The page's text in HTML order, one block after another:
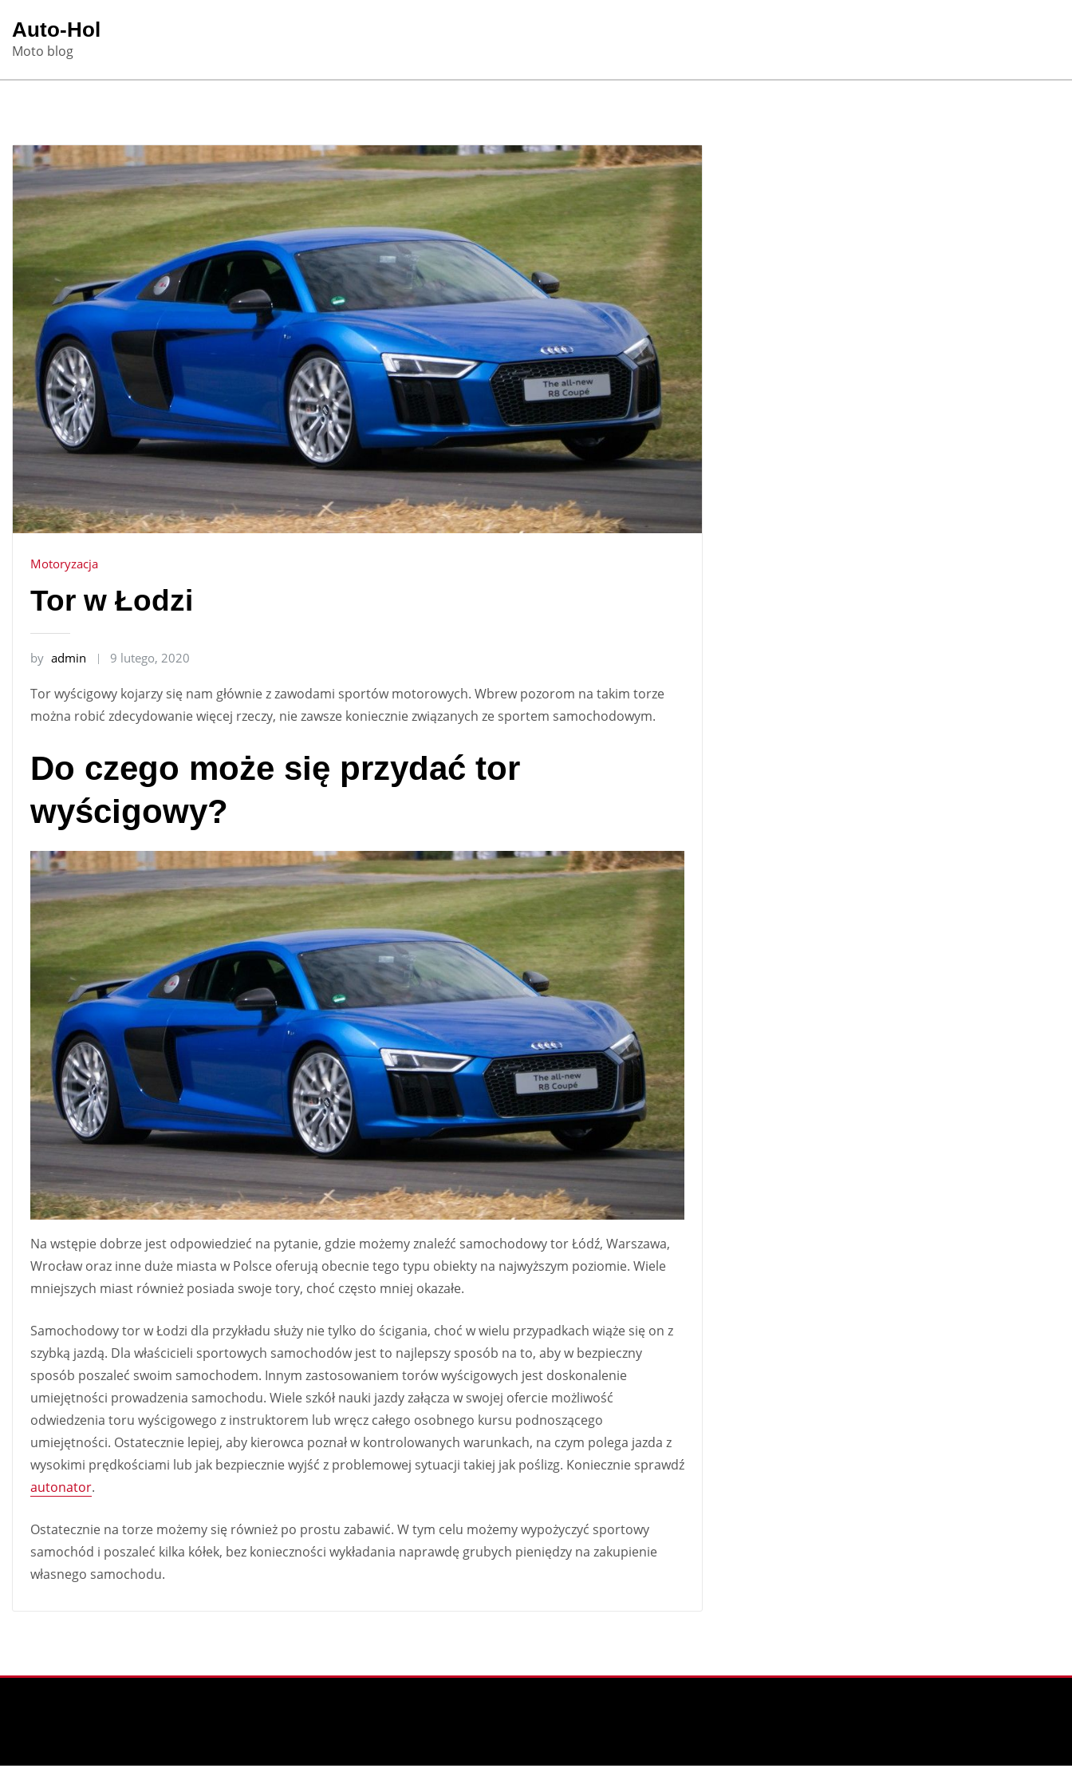
content
Auto-Hol
Moto blog
Motoryzacja
Tor w Łodzi
by admin 9 lutego, 2020
Tor wyścigowy kojarzy się nam głównie z zawodami sportów motorowych. Wbrew pozorom na takim torze
można robić zdecydowanie więcej rzeczy, nie zawsze koniecznie związanych ze sportem samochodowym.
Do czego może się przydać tor
wyścigowy?
Na wstępie dobrze jest odpowiedzieć na pytanie, gdzie możemy znaleźć samochodowy tor Łódź, Warszawa,
Wrocław oraz inne duże miasta w Polsce oferują obecnie tego typu obiekty na najwyższym poziomie. Wiele
mniejszych miast również posiada swoje tory, choć często mniej okazałe.
Samochodowy tor w Łodzi dla przykładu służy nie tylko do ścigania, choć w wielu przypadkach wiąże się on z
szybką jazdą. Dla właścicieli sportowych samochodów jest to najlepszy sposób na to, aby w bezpieczny
sposób poszaleć swoim samochodem. Innym zastosowaniem torów wyścigowych jest doskonalenie
umiejętności prowadzenia samochodu. Wiele szkół nauki jazdy załącza w swojej ofercie możliwość
odwiedzenia toru wyścigowego z instruktorem lub wręcz całego osobnego kursu podnoszącego
umiejętności. Ostatecznie lepiej, aby kierowca poznał w kontrolowanych warunkach, na czym polega jazda z
wysokimi prędkościami lub jak bezpiecznie wyjść z problemowej sytuacji takiej jak poślizg. Koniecznie sprawdź
autonator.
Ostatecznie na torze możemy się również po prostu zabawić. W tym celu możemy wypożyczyć sportowy
samochód i poszaleć kilka kółek, bez konieczności wykładania naprawdę grubych pieniędzy na zakupienie
własnego samochodu.